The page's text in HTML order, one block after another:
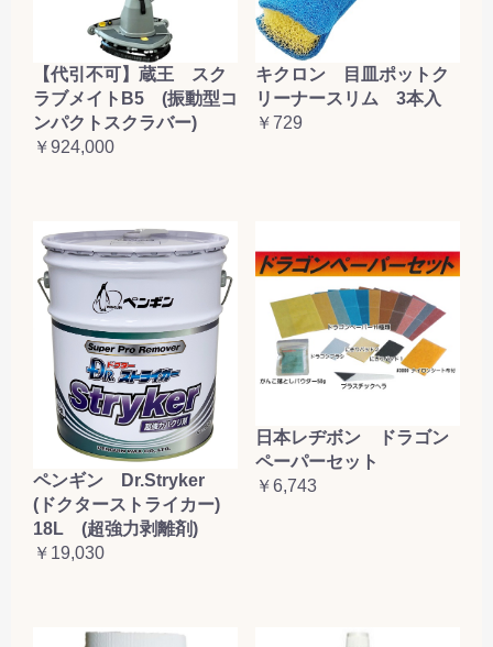
【代引不可】蔵王 スク
ラブメイトB5 (振動型コ
ンパクトスクラバー)
￥924,000
キクロン 目皿ポットク
リーナースリム 3本入
￥729
ペンギン Dr.Stryker
(ドクターストライカー)
18L (超強力剥離剤)
￥19,030
日本レヂボン ドラゴン
ペーパーセット
￥6,743